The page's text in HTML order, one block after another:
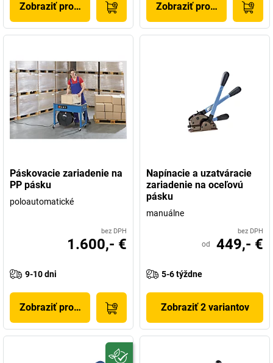
Zobraziť produkt Zobraziť produkt
Páskovacie zariadenie na
PP pásku
poloautomatické
bez DPH
1.600,- €
9-10 dni
Zobraziť produkt
Napínacie a uzatváracie
zariadenie na oceľovú
pásku
manuálne
bez DPH
od 449,- €
5-6 týždne
Zobraziť 2 variantov